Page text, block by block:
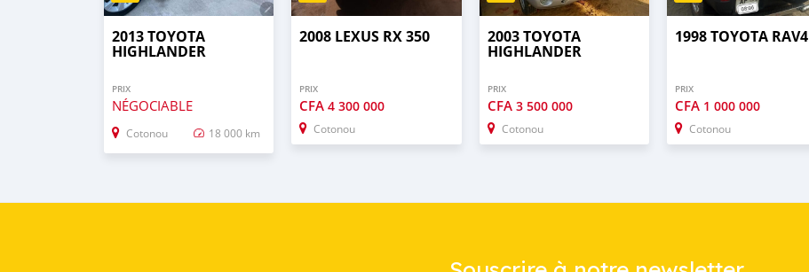
2013 TOYOTA
HIGHLANDER
PRIX
NÉGOCIABLE
Cotonou 18 000 km
2008 LEXUS RX 350
PRIX
CFA4 300 000
Cotonou
2003 TOYOTA
HIGHLANDER
PRIX
CFA 3 500 000
Cotonou
1998 TOYOTA RAV4
PRIX
CFA 1 000 000
Cotonou